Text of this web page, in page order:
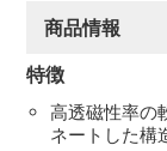
商品情報
特徴
高透磁性率の
ネートした構